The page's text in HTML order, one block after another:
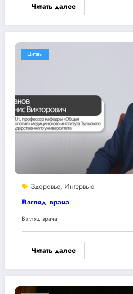
Читать далее
Цитаты
Здоровье, Интервью
Взгляд врача
Взгляд врача
Читать далее